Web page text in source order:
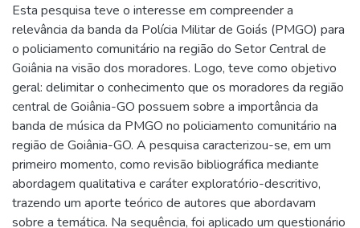
Esta pesquisa teve o interesse em compreender a
relevância da banda da Polícia Militar de Goiás (PMGO) para
o policiamento comunitário na região do Setor Central de
Goiânia na visão dos moradores. Logo, teve como objetivo
geral: delimitar o conhecimento que os moradores da região
central de Goiânia-GO possuem sobre a importância da
banda de música da PMGO no policiamento comunitário na
região de Goiânia-GO. A pesquisa caracterizou-se, em um
primeiro momento, como revisão bibliográfica mediante
abordagem qualitativa e caráter exploratório-descritivo,
trazendo um aporte teórico de autores que abordavam
sobre a temática. Na sequência, foi aplicado um questionário